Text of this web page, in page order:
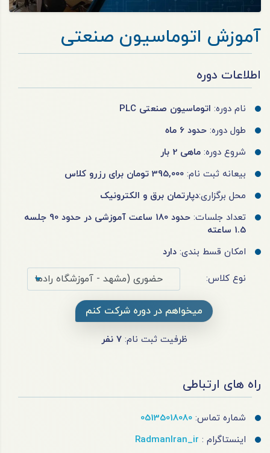
آموزش اتوماسیون صنعتی
اطلاعات دوره
نام دوره: اتوماسیون صنعتی PLC
طول دوره: حدود 6 ماه
شروع دوره: ماهی 2 بار
بیعانه ثبت نام: 395,000 تومان برای رزرو کلاس
محل برگزاری:دپارتمان برق و الکترونیک
تعداد جلسات:
حدود 180 ساعت آموزشی در حدود 90 جلسه
1.5 ساعته
امکان قسط بندی: دارد
نوع کلاس:
میخواهم در دوره شرکت کنم
ظرفیت ثبت نام:7 نفر
راه های ارتباطی
شماره تماس: 05135018080
اینستاگرام : RadmanIran_ir